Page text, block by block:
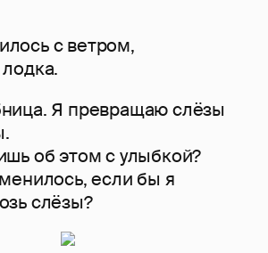
с ветром,
Я превращаю слёзы
об этом с улыбкой?
если бы я
слёзы?